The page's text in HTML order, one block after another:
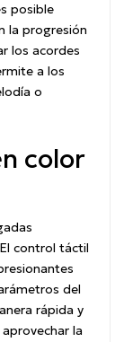
posible
la progresión
los acordes
a los
o
color
control táctil
del
rápida y
la